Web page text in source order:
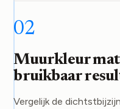
02
Muurkleur
bruikbaar
Vergelijk de